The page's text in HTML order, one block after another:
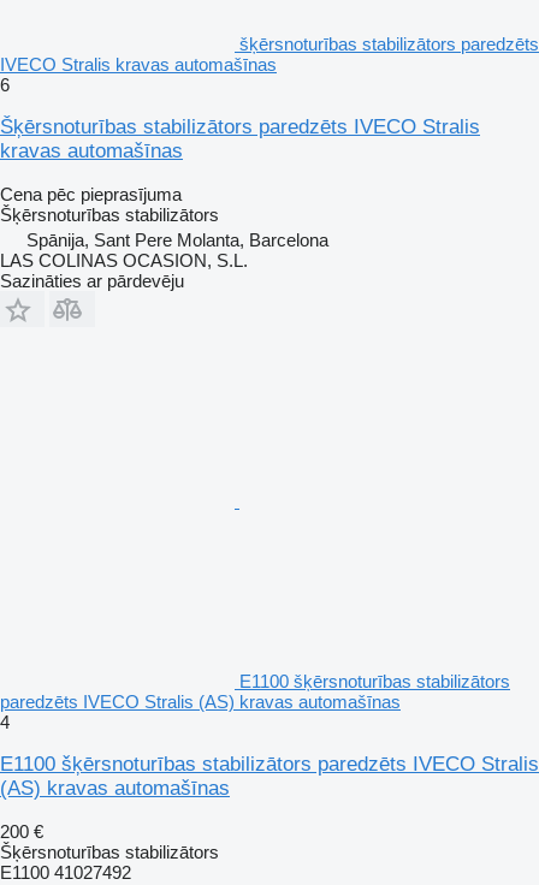
šķērsnoturības stabilizātors paredzēts
IVECO Stralis kravas automašīnas
6
Šķērsnoturības stabilizātors paredzēts IVECO Stralis
kravas automašīnas
Cena pēc pieprasījuma
Šķērsnoturības stabilizātors
Spānija, Sant Pere Molanta, Barcelona
LAS COLINAS OCASION, S.L.
Sazināties ar pārdevēju
E1100 šķērsnoturības stabilizātors
paredzēts IVECO Stralis (AS) kravas automašīnas
4
E1100 šķērsnoturības stabilizātors paredzēts IVECO Stralis
(AS) kravas automašīnas
200 €
Šķērsnoturības stabilizātors
E1100 41027492